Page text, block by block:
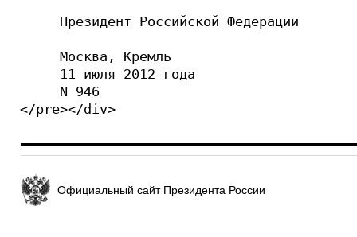
Президент Российской Федерации
     Москва, Кремль
     11 июля 2012 года
     N 946
</pre></div>
Официальный сайт Президента России